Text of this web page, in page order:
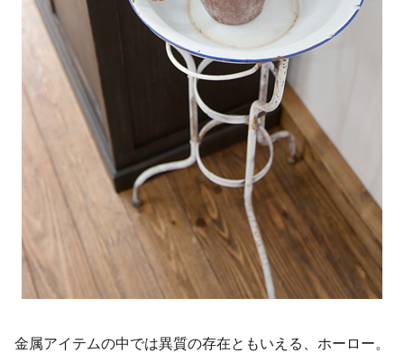
金属アイテムの中では異質の存在ともいえる、ホーロー。